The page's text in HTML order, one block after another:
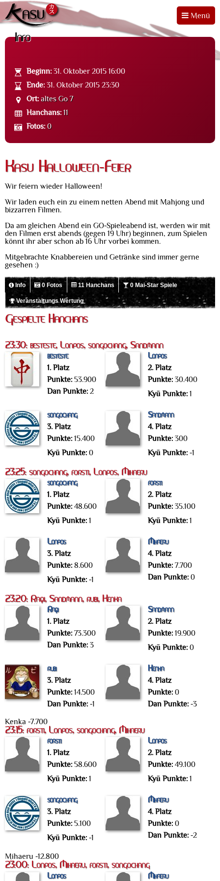
Menü
Info
Beginn: 31. Oktober 2015 16:00
Ende: 31. Oktober 2015 23:30
Ort: altes Go 7
Hanchans: 11
Fotos: 0
Kasu Halloween-Feier
Wir feiern wieder Halloween!
Wir laden euch ein zu einem netten Abend mit Mahjong und
bizzarren Filmen.
Da am gleichen Abend ein GO-Spieleabend ist, werden wir mit
den Filmen erst abends (gegen 19 Uhr) beginnen, zum Spielen
könnt ihr aber schon ab 16 Uhr vorbei kommen.
Mitgebrachte Knabbereien und Getränke sind immer gerne
gesehen :)
Info 0 Fotos 11 Hanchans 0 Mai-Star Spiele
Veranstaltungs Wertung
Gespielte Hanchans
23:30: besteste, Lonpos, songochang, Sandmann
besteste
1. Platz
Punkte: 53.900
Dan Punkte: 2
Lonpos
2. Platz
Punkte: 30.400
Kyū Punkte: 1
songochang
3. Platz
Punkte: 15.400
Kyū Punkte: 0
Sandmann
4. Platz
Punkte: 300
Kyū Punkte: -1
23:25: songochang, forsti, Lonpos, Mihaeru
songochang
1. Platz
Punkte: 48.600
Kyū Punkte: 1
forsti
2. Platz
Punkte: 35.100
Kyū Punkte: 1
Lonpos
3. Platz
Punkte: 8.600
Kyū Punkte: -1
Mihaeru
4. Platz
Punkte: 7.700
Dan Punkte: 0
23:20: Raqi, Sandmann, rubi, Kenka
Raqi
1. Platz
Punkte: 73.300
Dan Punkte: 3
Sandmann
2. Platz
Punkte: 19.900
Kyū Punkte: 0
rubi
3. Platz
Punkte: 14.500
Dan Punkte: -1
Kenka
4. Platz
Punkte: 0
Dan Punkte: -3
Kenka -7.700
23:15: forsti, Lonpos, songochang, Mihaeru
forsti
1. Platz
Punkte: 58.600
Kyū Punkte: 1
Lonpos
2. Platz
Punkte: 49.100
Kyū Punkte: 1
songochang
3. Platz
Punkte: 5.100
Kyū Punkte: -1
Mihaeru
4. Platz
Punkte: 0
Dan Punkte: -2
Mihaeru -12.800
23:00: Lonpos, Mihaeru, forsti, songochang
Lonpos Mihaeru